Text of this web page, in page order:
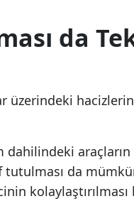
da
üzerindeki
tutulması da